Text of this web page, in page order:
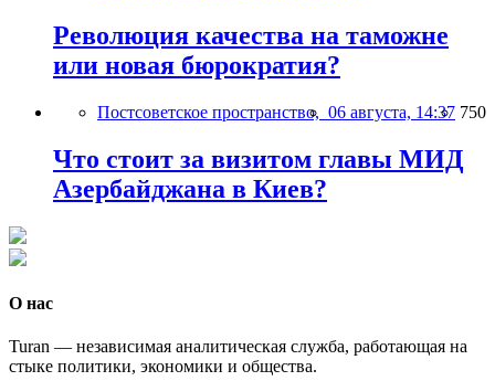
Революция качества на таможне
или новая бюрократия?
Постсоветское пространство, 06 августа, 14:37 750
Что стоит за визитом главы МИД
Азербайджана в Киев?
О нас
Turan — независимая аналитическая служба, работающая на
стыке политики, экономики и общества.